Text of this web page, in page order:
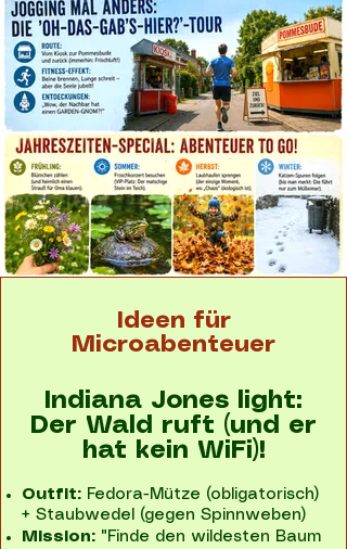
Ideen für
Microabenteuer
Indiana Jones light:
Der Wald ruft (und er
hat kein WiFi)!
Outfit: Fedora-Mütze (obligatorisch)
+ Staubwedel (gegen Spinnweben)
Mission: "Finde den wildesten Baum